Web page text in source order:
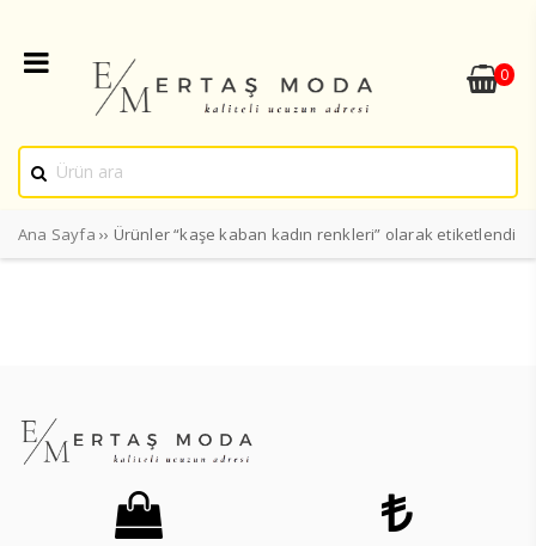
0
Ana Sayfa ›› Ürünler “kaşe kaban kadın renkleri” olarak etiketlendi